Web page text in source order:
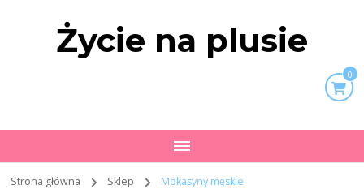
Życie na plusie
0
Strona główna Sklep Mokasyny męskie